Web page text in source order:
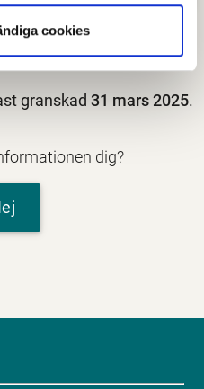
cookies
granskad31 mars 2025.
dig?